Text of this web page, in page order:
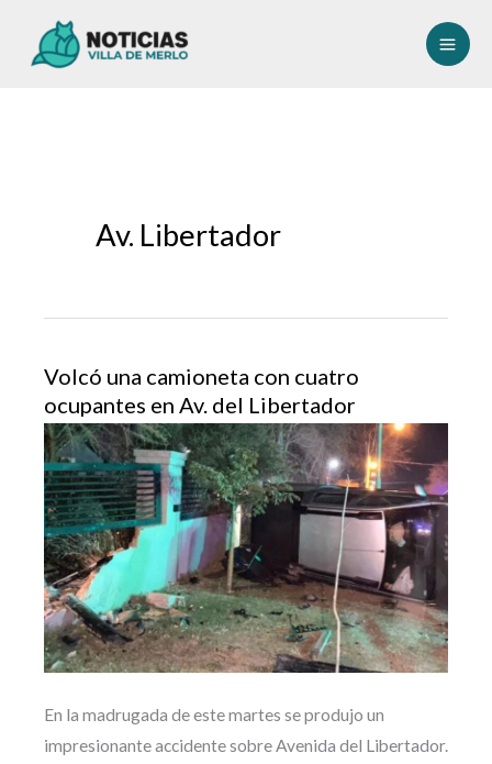
Av. Libertador
Volcó una camioneta con cuatro
ocupantes en Av. del Libertador
En la madrugada de este martes se produjo un
impresionante accidente sobre Avenida del Libertador.